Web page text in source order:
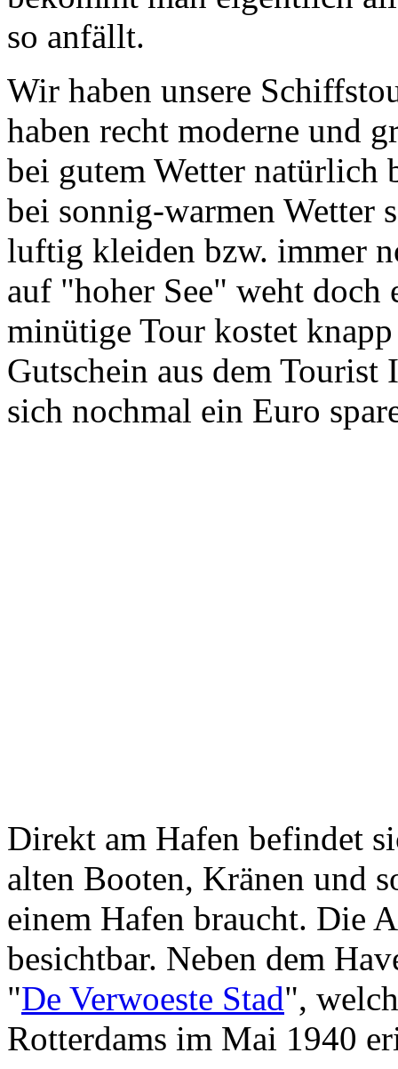
so anfällt.
Wir haben unsere
haben recht moderne und
bei gutem Wetter natürlich
bei sonnig-warmen Wetter
luftig kleiden bzw. immer
auf "hoher See" weht
minütige Tour kostet
Gutschein aus dem
sich nochmal ein Euro
Direkt am Hafen befindet
alten Booten, Kränen und
einem Hafen braucht. Die
besichtbar. Neben dem
"De Verwoeste Stad",
Rotterdams im Mai 1940